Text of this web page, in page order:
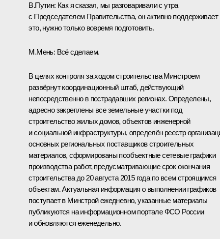
В.Путин: Как я сказал, мы разговаривали с утра
с Председателем Правительства, он активно поддерживает
это, нужно только вовремя подготовить.
М.Мень: Всё сделаем.
В целях контроля за ходом строительства Минстроем
развёрнут координационный штаб, действующий
непосредственно в пострадавших регионах. Определены,
адресно закреплены все земельные участки под
строительство жилых домов, объектов инженерной
и социальной инфраструктуры, определён реестр
основных региональных поставщиков строительных
материалов, сформированы пообъектные сетевые графики
производства работ, предусматривающие срок окончания
строительства до 20 августа 2015 года по всем строящимся
объектам. Актуальная информация о выполнении графиков
поступает в Минстрой ежедневно, указанные материалы
публикуются на информационном портале ФСО России
и обновляются еженедельно.